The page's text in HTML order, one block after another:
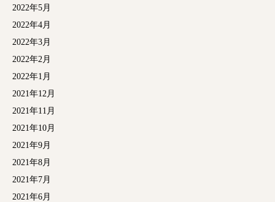
2022年5月
2022年4月
2022年3月
2022年2月
2022年1月
2021年12月
2021年11月
2021年10月
2021年9月
2021年8月
2021年7月
2021年6月